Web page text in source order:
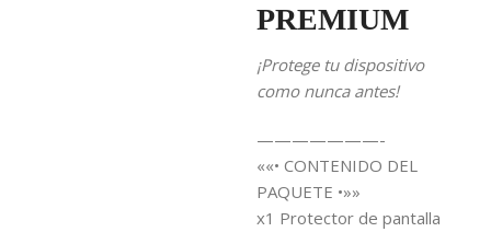
PREMIUM
¡Protege tu dispositivo
como nunca antes!
———————-
««• CONTENIDO DEL
PAQUETE •»»
x1 Protector de pantalla